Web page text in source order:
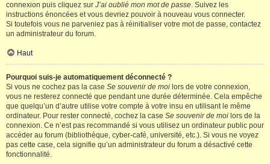
connexion puis cliquez sur J’ai oublié mon mot de passe. Suivez les
instructions énoncées et vous devriez pouvoir à nouveau vous connecter.
Si toutefois vous ne parveniez pas à réinitialiser votre mot de passe, contactez
un administrateur du forum.
Haut
Pourquoi suis-je automatiquement déconnecté ?
Si vous ne cochez pas la case Se souvenir de moi lors de votre connexion,
vous ne resterez connecté que pendant une durée déterminée. Cela empêche
que quelqu’un d’autre utilise votre compte à votre insu en utilisant le même
ordinateur. Pour rester connecté, cochez la case Se souvenir de moi lors de la
connexion. Ce n’est pas recommandé si vous utilisez un ordinateur public pour
accéder au forum (bibliothèque, cyber-café, université, etc.). Si vous ne voyez
pas cette case, cela signifie qu’un administrateur du forum a désactivé cette
fonctionnalité.